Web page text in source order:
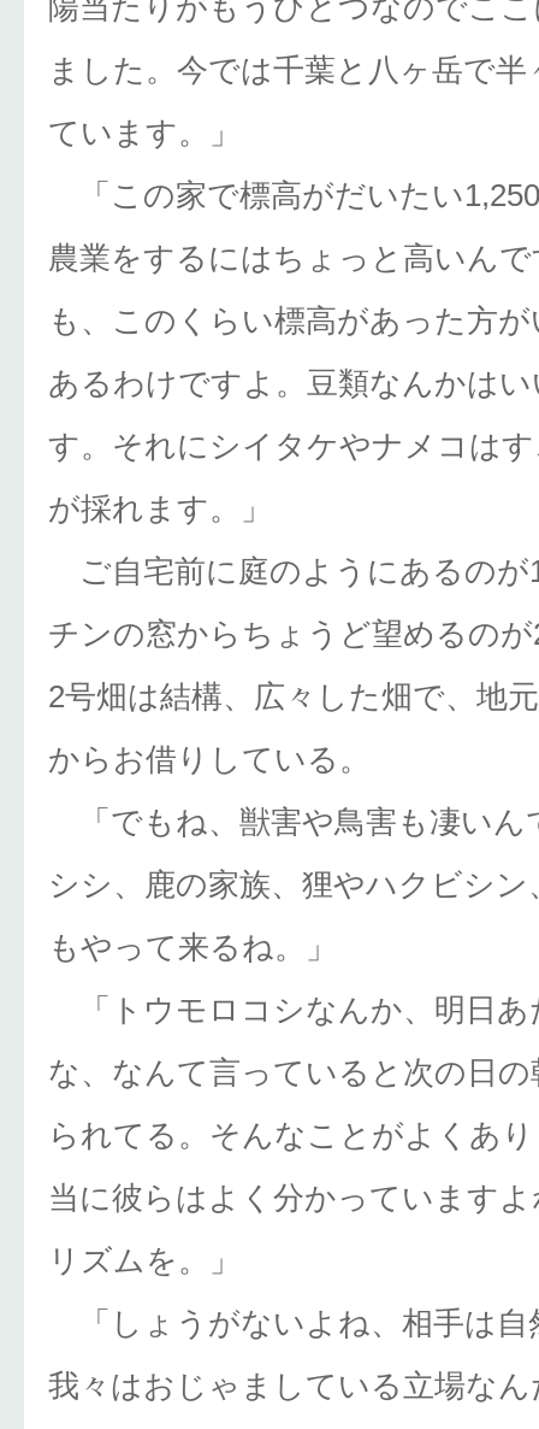
陽当たりがもうひとつなのでこ
ました。今では千葉と八ヶ岳で
ています。」
「この家で標高がだいたい
農業をするにはちょっと高いん
も、このくらい標高があった方
あるわけですよ。豆類なんかは
す。それにシイタケやナメコは
が採れます。」
ご自宅前に庭のようにあるのが
チンの窓からちょうど望めるの
2号畑は結構、広々した畑で、地
からお借りしている。
「でもね、獣害や鳥害も凄いん
シシ、鹿の家族、狸やハクビシ
もやって来るね。」
「トウモロコシなんか、明日あ
な、なんて言っていると次の日
られてる。そんなことがよくあ
当に彼らはよく分かっています
リズムを。」
「しょうがないよね、相手は自
我々はおじゃましている立場な